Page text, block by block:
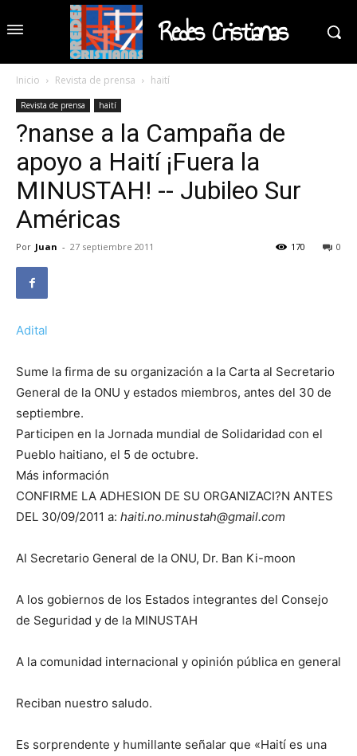
Redes Cristianas
Inicio Revista de prensa haití
Revista de prensa haití
?nanse a la Campaña de
apoyo a Haití ¡Fuera la
MINUSTAH! -- Jubileo Sur
Américas
Por Juan - 27 septiembre 2011 0
170
Adital
Sume la firma de su organización a la Carta al Secretario
General de la ONU y estados miembros, antes del 30 de
septiembre.
Participen en la Jornada mundial de Solidaridad con el
Pueblo haitiano, el 5 de octubre.
Más información
CONFIRME LA ADHESION DE SU ORGANIZACI?N ANTES
DEL 30/09/2011 a: haiti.no.minustah@gmail.com
Al Secretario General de la ONU, Dr. Ban Ki-moon
A los gobiernos de los Estados integrantes del Consejo
de Seguridad y de la MINUSTAH
A la comunidad internacional y opinión pública en general
Reciban nuestro saludo.
Es sorprendente y humillante señalar que «Haití es una